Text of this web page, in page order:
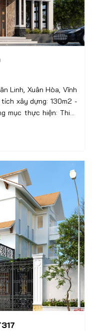
Linh, Xuân Hòa, Vĩnh
xây dựng: 130m2 -
mục thực hiện: Thiết